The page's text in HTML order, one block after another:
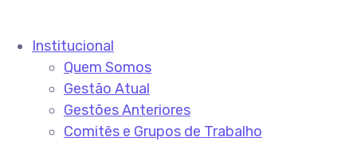
Institucional
Quem Somos
Gestão Atual
Gestões Anteriores
Comitês e Grupos de Trabalho